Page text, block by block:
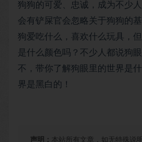
狗狗的可爱、忠诚，成为不少
会有铲屎官会忽略关于狗狗的
狗爱吃什么，喜欢什么玩具，
是什么颜色吗？不少人都说狗
不，带你了解狗眼里的世界是
界是黑白的！
声明： 本站所有文章，如无特殊说